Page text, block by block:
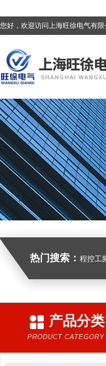
您好，欢迎访问上海旺徐电气有限
热门搜索： 程控工频耐压试验装
产品分类
PRODUCT CATEGORY